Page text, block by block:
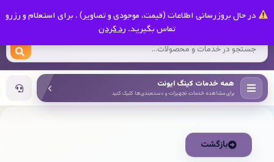
در حال بروزرسانی اطلاعات (قیمت، موجودی و تصاویر) . برای استعلام و رزرو
تماس بگیرید. رد کردن
کینگ ایونت
همه خدمات کینگ ایونت
برای مشاهده خدمات، تجهیزات و دسته‌بندی‌ها کلیک کنید
بازگشت